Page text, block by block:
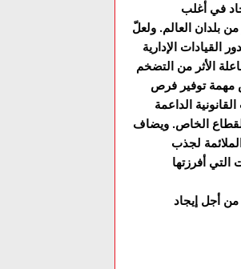
في أغلب
بلدان العالم. ولعلّ
القيادات الإدارية
الأثر من التضخم
مهمة توفير فرص
الداعمة
القطاع الخاص. ويضاف
لجذب
التي أفرزتها
من أجل إيجاد